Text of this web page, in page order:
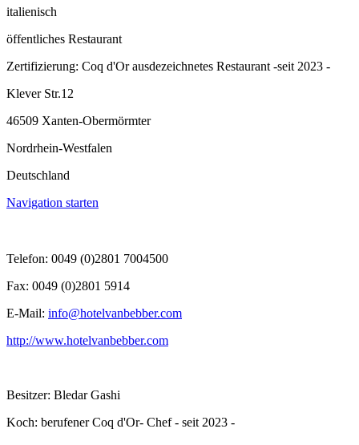
italienisch
öffentliches Restaurant
Zertifizierung: Coq d'Or ausdezeichnetes Restaurant -seit 2023 -
Klever Str.12
46509 Xanten-Obermörmter
Nordrhein-Westfalen
Deutschland
Navigation starten
Telefon: 0049 (0)2801 7004500
Fax: 0049 (0)2801 5914
E-Mail: info@hotelvanbebber.com
http://www.hotelvanbebber.com
Besitzer: Bledar Gashi
Koch: berufener Coq d'Or- Chef - seit 2023 -